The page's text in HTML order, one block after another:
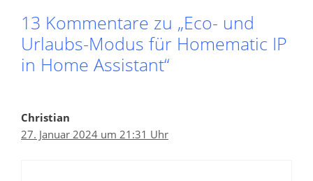
13 Kommentare zu „Eco- und
Urlaubs-Modus für Homematic IP
in Home Assistant“
Christian
27. Januar 2024 um 21:31 Uhr